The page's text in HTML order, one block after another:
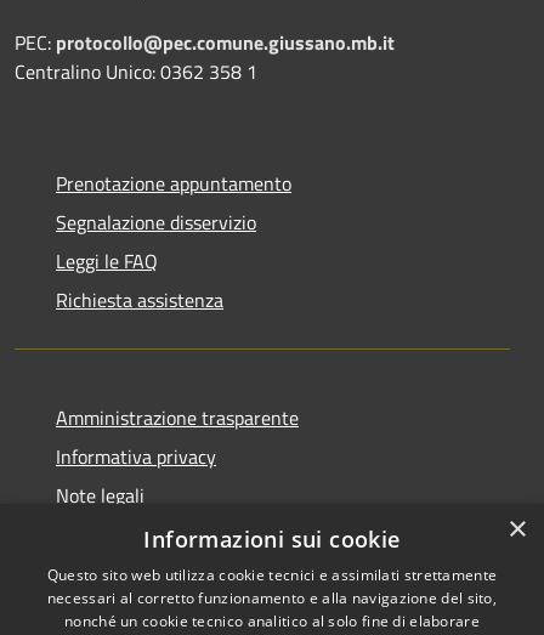
PEC: protocollo@pec.comune.giussano.mb.it
Centralino Unico: 0362 358 1
Prenotazione appuntamento
Segnalazione disservizio
Leggi le FAQ
Richiesta assistenza
Amministrazione trasparente
Informativa privacy
Note legali
Dichiarazione di accessibilità
×
Informazioni sui cookie
Questo sito web utilizza cookie tecnici e assimilati strettamente
necessari al corretto funzionamento e alla navigazione del sito,
nonché un cookie tecnico analitico al solo fine di elaborare